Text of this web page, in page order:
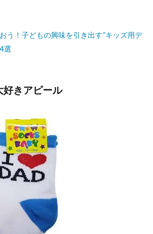
う！子どもの興味を引き出す”キッズ用デ
選
好きアピール